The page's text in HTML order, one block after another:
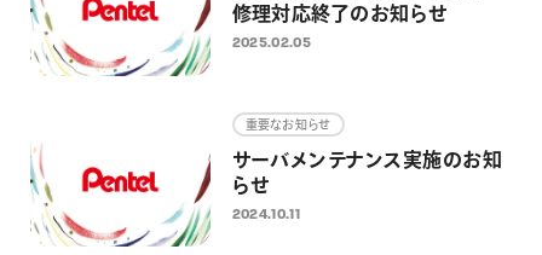
修理対応終了のお知らせ
2025.02.05
重要なお知らせ
サーバメンテナンス実施のお知
らせ
2024.10.11